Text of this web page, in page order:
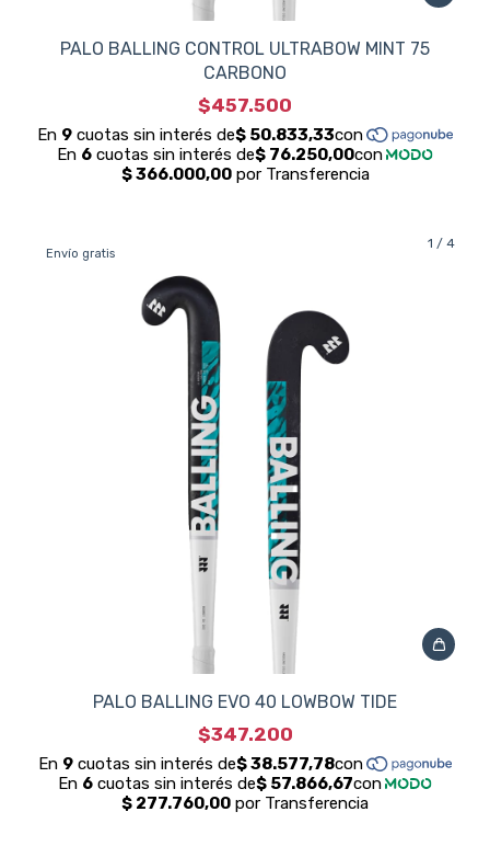
PALO BALLING CONTROL ULTRABOW MINT 75
CARBONO
$457.500
1 / 4
Envío gratis
PALO BALLING EVO 40 LOWBOW TIDE
$347.200